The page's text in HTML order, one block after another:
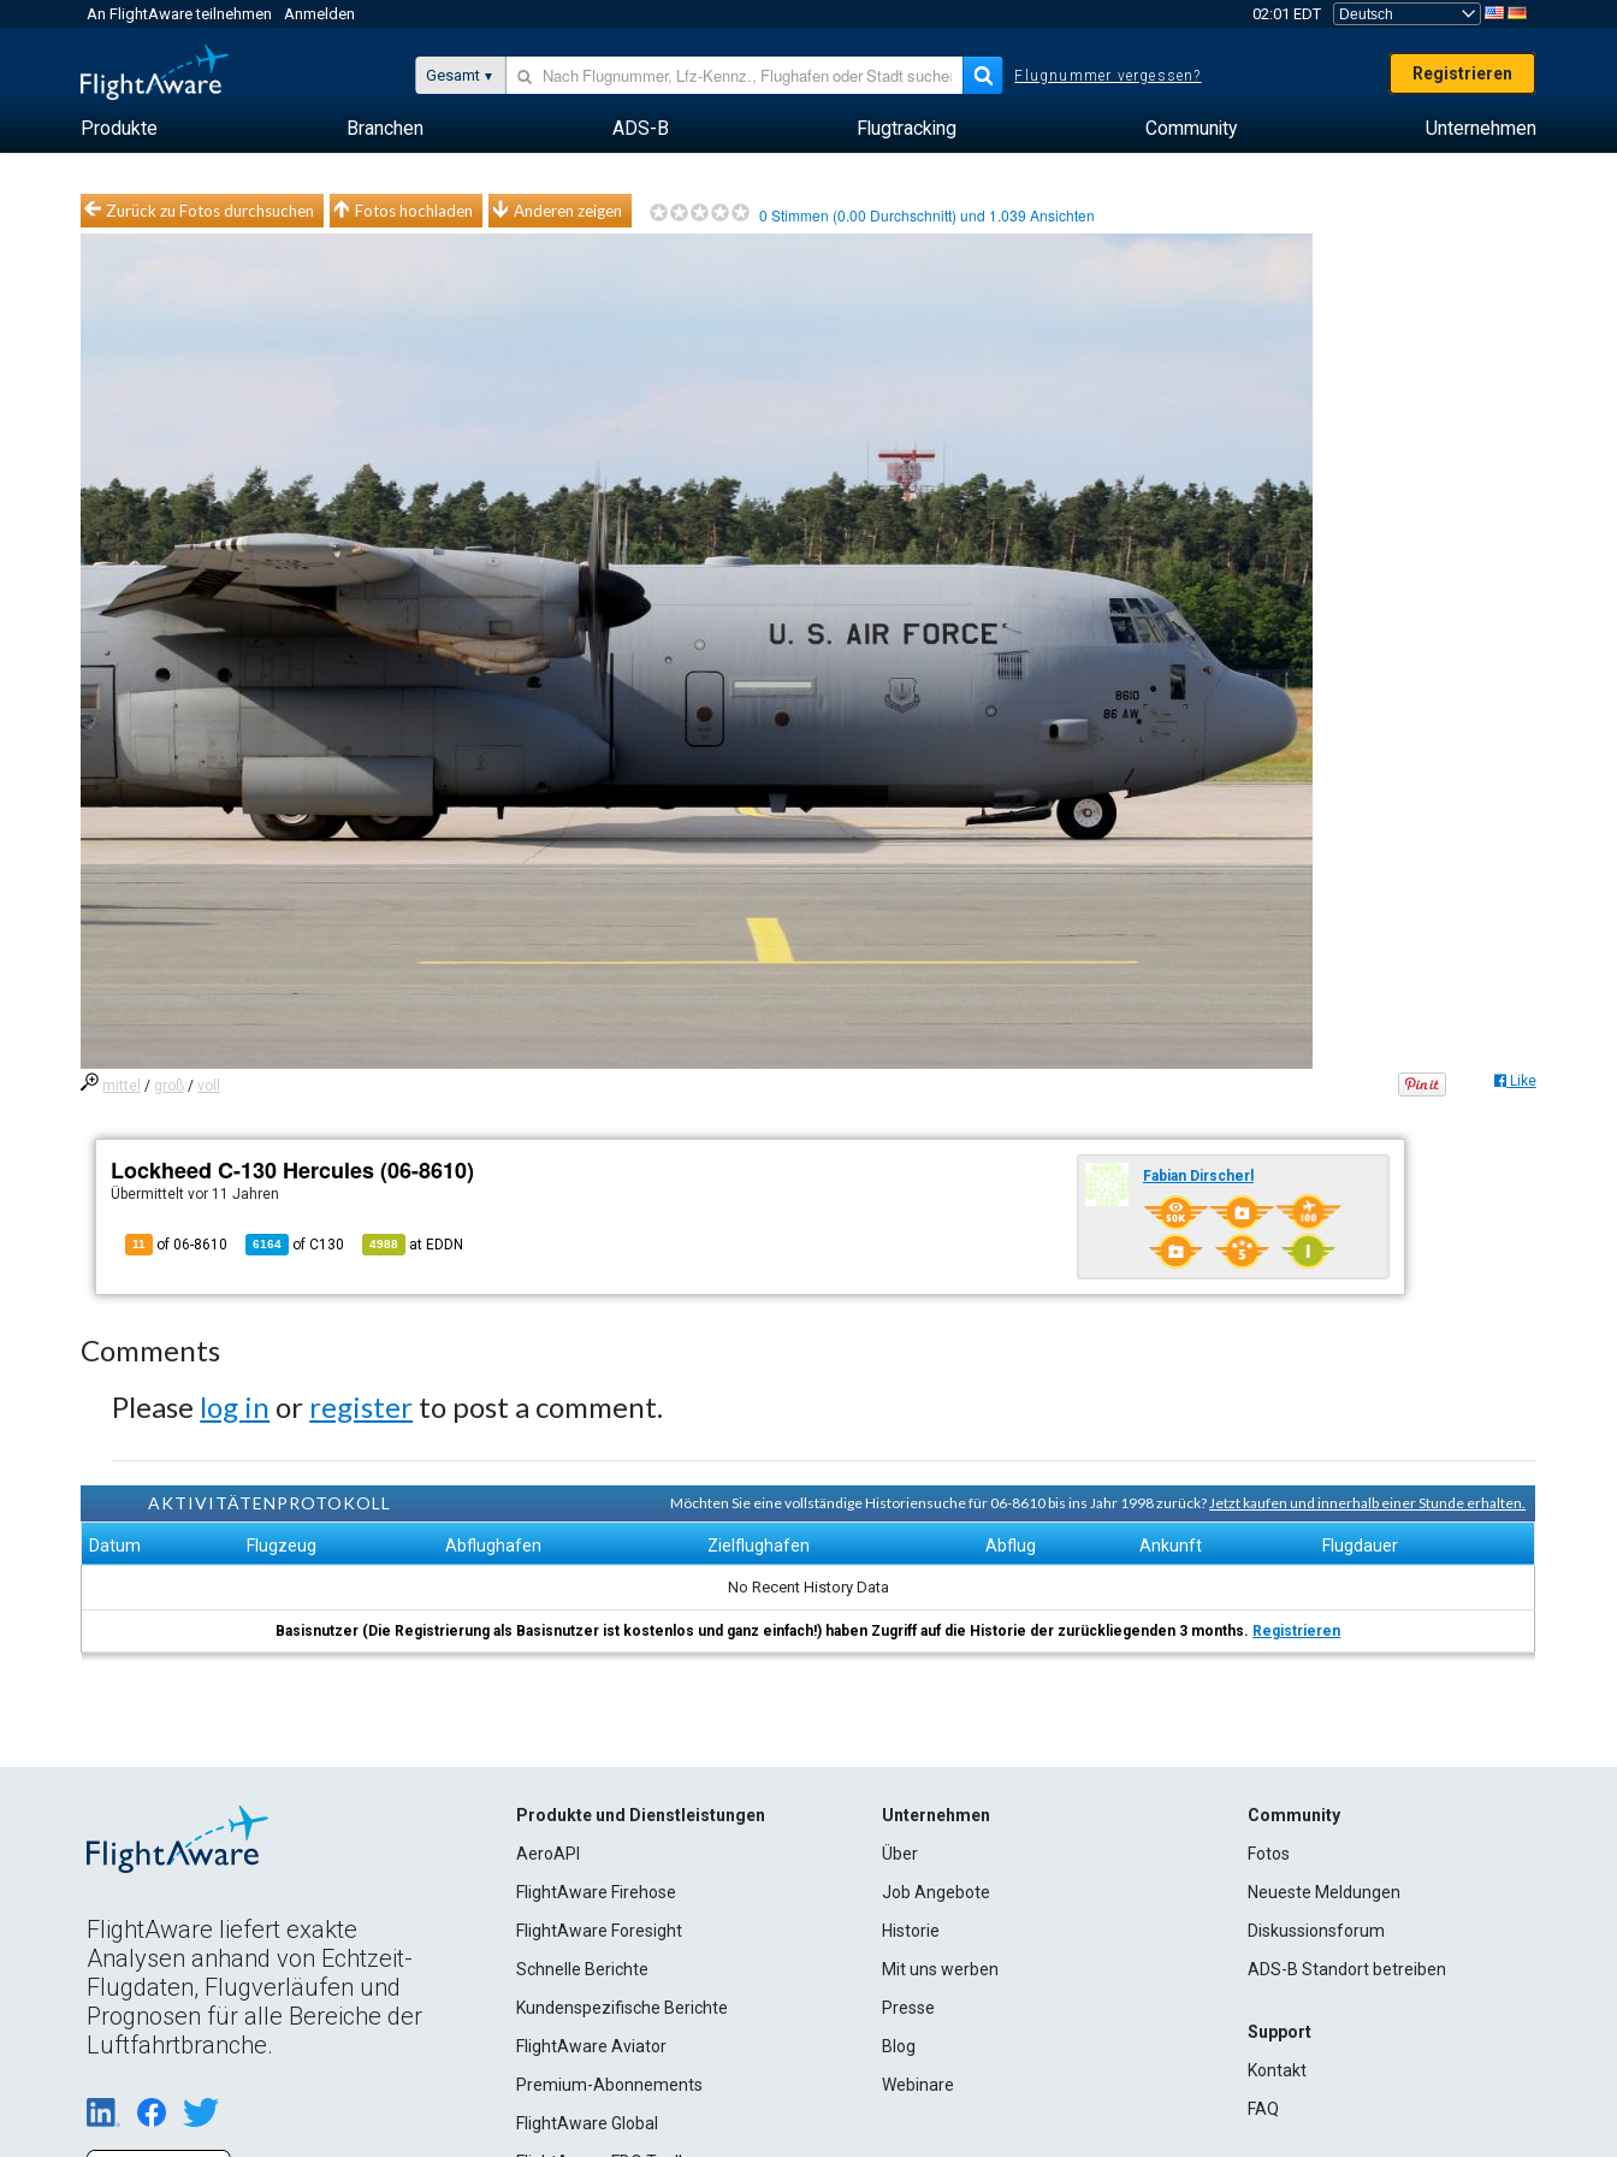
An FlightAware teilnehmen Anmelden 02:01 EDT
Gesamt Flugnummer vergessen? Registrieren
Produkte Branchen ADS-B Flugtracking Community Unternehmen
Zurück zu Fotos durchsuchen Fotos hochladen Anderen zeigen 0 Stimmen (0.00 Durchschnitt) und 1.039 Ansichten
mittel / groß /voll Like
Lockheed C-130 Hercules (06-8610)
Übermitteltvor 11 Jahren
11 of 06-8610 6164 ofC130 4988 at EDDN
Fabian Dirscherl
Comments
Please log in or register to post a comment.
AKTIVITÄTENPROTOKOLL Möchten Sie eine vollständige Historiensuche für 06-8610 bis ins Jahr 1998 zurück?Jetzt kaufen und innerhalb einer Stunde erhalten.
Datum Flugzeug Abflughafen Zielflughafen Abflug Ankunft Flugdauer
No Recent History Data
Basisnutzer (Die Registrierung als Basisnutzer ist kostenlos und ganz einfach!) haben Zugriff auf die Historie der zurückliegenden 3 months. Registrieren
FlightAware liefert exakte
Analysen anhand von Echtzeit-
Flugdaten, Flugverläufen und
Prognosen für alle Bereiche der
Luftfahrtbranche.
Produkte und Dienstleistungen
AeroAPI
FlightAware Firehose
FlightAware Foresight
Schnelle Berichte
Kundenspezifische Berichte
FlightAware Aviator
Premium-Abonnements
FlightAware Global
Unternehmen
Über
Job Angebote
Historie
Mit uns werben
Presse
Blog
Webinare
Community
Fotos
Neueste Meldungen
Diskussionsforum
ADS-B Standort betreiben
Support
Kontakt
FAQ